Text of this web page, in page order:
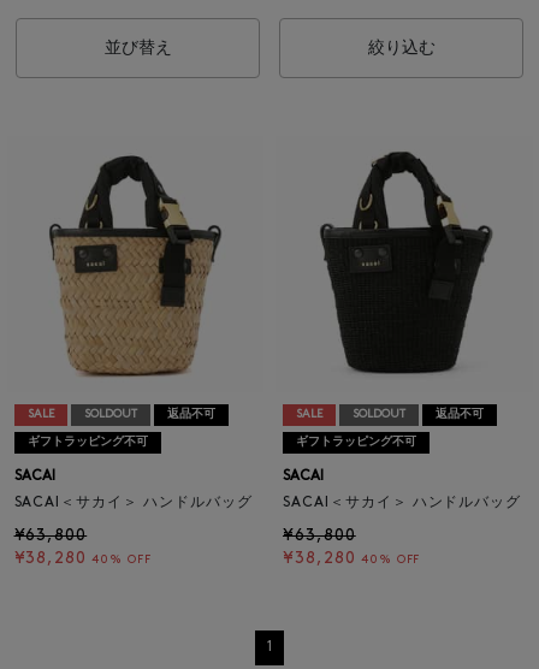
並び替え 絞り込む
SALE SOLDOUT 返品不可
ギフトラッピング不可
SACAI
SACAI＜サカイ＞ ハンドルバッグ
¥63,800
¥38,280 40% OFF
SALE SOLDOUT 返品不可
ギフトラッピング不可
SACAI
SACAI＜サカイ＞ ハンドルバッグ
¥63,800
¥38,280 40% OFF
1